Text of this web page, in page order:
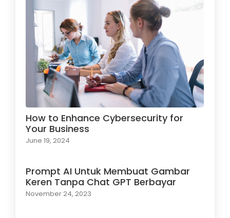
How to Enhance Cybersecurity for
Your Business
June 19, 2024
Prompt AI Untuk Membuat Gambar
Keren Tanpa Chat GPT Berbayar
November 24, 2023